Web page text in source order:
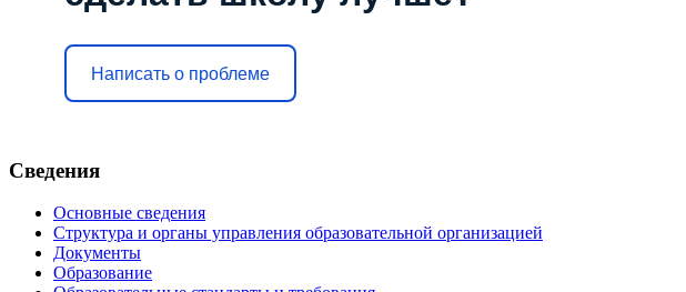
Написать о проблеме
Сведения
Основные сведения
Структура и органы управления образовательной организацией
Документы
Образование